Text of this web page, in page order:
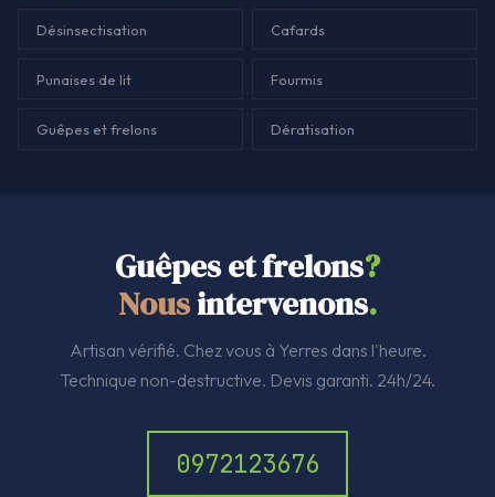
Désinsectisation Cafards
Punaises de lit Fourmis
Guêpes et frelons Dératisation
Guêpes et frelons?
Nousintervenons.
Artisan vérifié. Chez vous à Yerres dans l'heure.
Technique non-destructive. Devis garanti. 24h/24.
0972123676